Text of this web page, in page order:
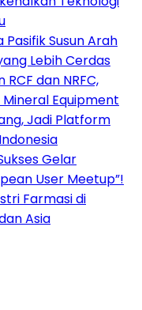
Pasifik Susun Arah
Lebih Cerdas
dan NRFC,
Mineral Equipment
Jadi Platform
Gelar
User Meetup”!
Farmasi di
Asia